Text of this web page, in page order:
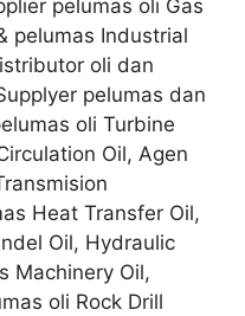
pelumas oli Gas
pelumas Industrial
oli dan
pelumas dan
oli Turbine
Oil, Agen
Heat Transfer Oil,
Oil, Hydraulic
Machinery Oil,
oli Rock Drill